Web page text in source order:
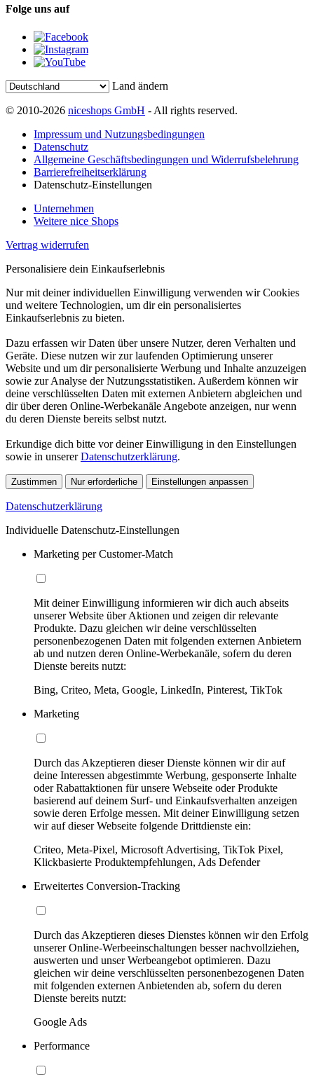
Folge uns auf
Land ändern
© 2010-2026 niceshops GmbH - All rights reserved.
Impressum und Nutzungsbedingungen
Datenschutz
Allgemeine Geschäftsbedingungen und Widerrufsbelehrung
Barrierefreiheitserklärung
Datenschutz-Einstellungen
Unternehmen
Weitere nice Shops
Vertrag widerrufen
Personalisiere dein Einkaufserlebnis
Nur mit deiner individuellen Einwilligung verwenden wir Cookies
und weitere Technologien, um dir ein personalisiertes
Einkaufserlebnis zu bieten.
Dazu erfassen wir Daten über unsere Nutzer, deren Verhalten und
Geräte. Diese nutzen wir zur laufenden Optimierung unserer
Website und um dir personalisierte Werbung und Inhalte anzuzeigen
sowie zur Analyse der Nutzungsstatistiken. Außerdem können wir
deine verschlüsselten Daten mit externen Anbietern abgleichen und
dir über deren Online-Werbekanäle Angebote anzeigen, nur wenn
du deren Dienste bereits selbst nutzt.
Erkundige dich bitte vor deiner Einwilligung in den Einstellungen
sowie in unsererDatenschutzerklärung.
Zustimmen Nur erforderliche Einstellungen anpassen
Datenschutzerklärung
Individuelle Datenschutz-Einstellungen
Marketing per Customer-Match
Mit deiner Einwilligung informieren wir dich auch abseits
unserer Website über Aktionen und zeigen dir relevante
Produkte. Dazu gleichen wir deine verschlüsselten
personenbezogenen Daten mit folgenden externen Anbietern
ab und nutzen deren Online-Werbekanäle, sofern du deren
Dienste bereits nutzt:
Bing, Criteo, Meta, Google, LinkedIn, Pinterest, TikTok
Marketing
Durch das Akzeptieren dieser Dienste können wir dir auf
deine Interessen abgestimmte Werbung, gesponserte Inhalte
oder Rabattaktionen für unsere Webseite oder Produkte
basierend auf deinem Surf- und Einkaufsverhalten anzeigen
sowie deren Erfolge messen. Mit deiner Einwilligung setzen
wir auf dieser Webseite folgende Drittdienste ein:
Criteo, Meta-Pixel, Microsoft Advertising, TikTok Pixel,
Klickbasierte Produktempfehlungen, Ads Defender
Erweitertes Conversion-Tracking
Durch das Akzeptieren dieses Dienstes können wir den Erfolg
unserer Online-Werbeeinschaltungen besser nachvollziehen,
auswerten und unser Werbeangebot optimieren. Dazu
gleichen wir deine verschlüsselten personenbezogenen Daten
mit folgenden externen Anbietenden ab, sofern du deren
Dienste bereits nutzt:
Google Ads
Performance